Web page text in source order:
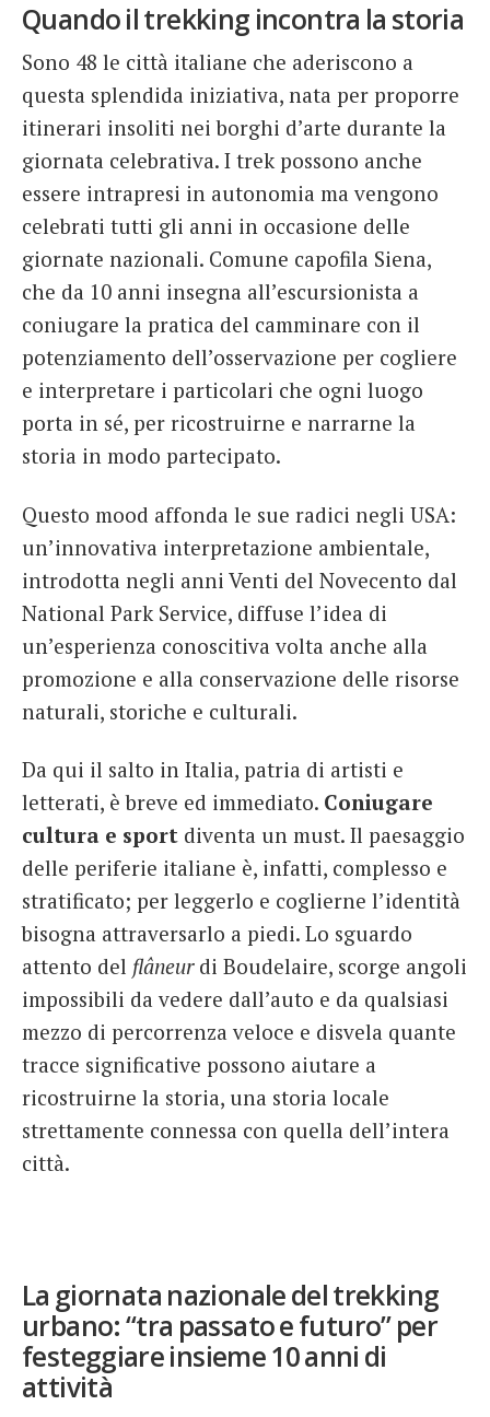
Quando il trekking incontra la storia
Sono 48 le città italiane che aderiscono a
questa splendida iniziativa, nata per proporre
itinerari insoliti nei borghi d’arte durante la
giornata celebrativa. I trek possono anche
essere intrapresi in autonomia ma vengono
celebrati tutti gli anni in occasione delle
giornate nazionali. Comune capofila Siena,
che da 10 anni insegna all’escursionista a
coniugare la pratica del camminare con il
potenziamento dell’osservazione per cogliere
e interpretare i particolari che ogni luogo
porta in sé, per ricostruirne e narrarne la
storia in modo partecipato.
Questo mood affonda le sue radici negli USA:
un’innovativa interpretazione ambientale,
introdotta negli anni Venti del Novecento dal
National Park Service, diffuse l’idea di
un’esperienza conoscitiva volta anche alla
promozione e alla conservazione delle risorse
naturali, storiche e culturali.
Da qui il salto in Italia, patria di artisti e
letterati, è breve ed immediato. Coniugare
cultura e sport diventa un must. Il paesaggio
delle periferie italiane è, infatti, complesso e
stratificato; per leggerlo e coglierne l’identità
bisogna attraversarlo a piedi. Lo sguardo
attento del flâneurdi Boudelaire, scorge angoli
impossibili da vedere dall’auto e da qualsiasi
mezzo di percorrenza veloce e disvela quante
tracce significative possono aiutare a
ricostruirne la storia, una storia locale
strettamente connessa con quella dell’intera
città.
La giornata nazionale del trekking
urbano: “tra passato e futuro” per
festeggiare insieme 10 anni di
attività